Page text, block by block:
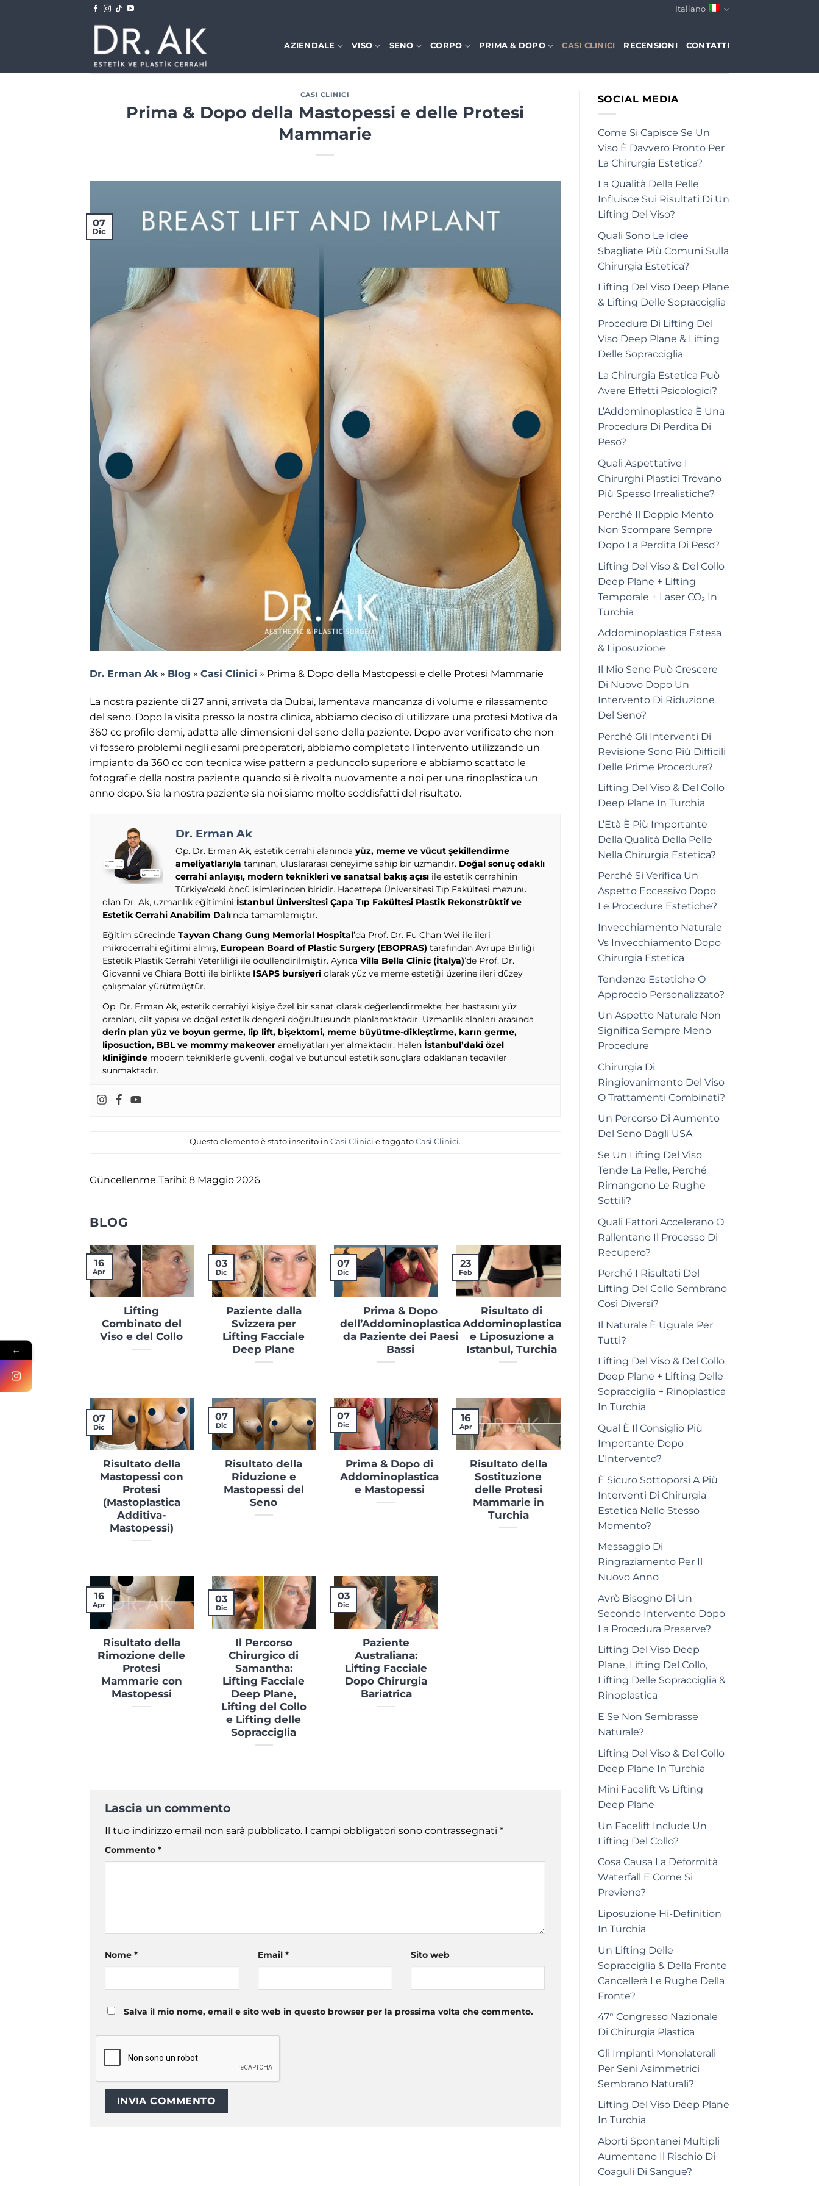
Italiano
AZIENDALE VISO SENO CORPO PRIMA & DOPO CASI CLINICI RECENSIONI CONTATTI
CASI CLINICI
Prima & Dopo della Mastopessi e delle Protesi
Mammarie
07
Dic
Dr. Erman Ak» Blog » Casi Clinici » Prima & Dopo della Mastopessi e delle Protesi Mammarie
La nostra paziente di 27 anni, arrivata da Dubai, lamentava mancanza di volume e rilassamento
del seno. Dopo la visita presso la nostra clinica, abbiamo deciso di utilizzare una protesi Motiva da
360 cc profilo demi, adatta alle dimensioni del seno della paziente. Dopo aver verificato che non
vi fossero problemi negli esami preoperatori, abbiamo completato l’intervento utilizzando un
impianto da 360 cc con tecnica wise pattern a peduncolo superiore e abbiamo scattato le
fotografie della nostra paziente quando si è rivolta nuovamente a noi per una rinoplastica un
anno dopo. Sia la nostra paziente sia noi siamo molto soddisfatti del risultato.
Dr. Erman Ak
Op. Dr. Erman Ak, estetik cerrahi alanında yüz, meme ve vücut şekillendirme
ameliyatlarıyla tanınan, uluslararası deneyime sahip bir uzmandır. Doğal sonuç odaklı
cerrahi anlayışı, modern teknikleri ve sanatsal bakış açısı ile estetik cerrahinin
Türkiye’deki öncü isimlerinden biridir. Hacettepe Üniversitesi Tıp Fakültesi mezunu
olan Dr. Ak, uzmanlık eğitimini İstanbul Üniversitesi Çapa Tıp Fakültesi Plastik Rekonstrüktif ve
Estetik Cerrahi Anabilim Dalı’nda tamamlamıştır.
Eğitim sürecinde Tayvan Chang Gung Memorial Hospital’da Prof. Dr. Fu Chan Wei ile ileri
mikrocerrahi eğitimi almış, European Board of Plastic Surgery (EBOPRAS) tarafından Avrupa Birliği
Estetik Plastik Cerrahi Yeterliliği ile ödüllendirilmiştir. Ayrıca Villa Bella Clinic (İtalya)’de Prof. Dr.
Giovanni ve Chiara Botti ile birlikte ISAPS bursiyeri olarak yüz ve meme estetiği üzerine ileri düzey
çalışmalar yürütmüştür.
Op. Dr. Erman Ak, estetik cerrahiyi kişiye özel bir sanat olarak değerlendirmekte; her hastasını yüz
oranları, cilt yapısı ve doğal estetik dengesi doğrultusunda planlamaktadır. Uzmanlık alanları arasında
derin plan yüz ve boyun germe, lip lift, bişektomi, meme büyütme-dikleştirme, karın germe,
liposuction, BBL ve mommy makeover ameliyatları yer almaktadır. Halen İstanbul’daki özel
kliniğinde modern tekniklerle güvenli, doğal ve bütüncül estetik sonuçlara odaklanan tedaviler
sunmaktadır.
Questo elemento è stato inserito in Casi Clinici e taggato Casi Clinici.
Güncellenme Tarihi: 8 Maggio 2026
BLOG
Lifting
Combinato del
Viso e del Collo
16
Apr
Paziente dalla
Svizzera per
Lifting Facciale
Deep Plane
03
Dic
Prima & Dopo
dell’Addominoplastica
da Paziente dei Paesi
Bassi
07
Dic
Risultato di
Addominoplastica
e Liposuzione a
Istanbul, Turchia
23
Feb
Risultato della
Mastopessi con
Protesi
(Mastoplastica
Additiva-
Mastopessi)
07
Dic
Risultato della
Riduzione e
Mastopessi del
Seno
07
Dic
Prima & Dopo di
Addominoplastica
e Mastopessi
07
Dic
Risultato della
Sostituzione
delle Protesi
Mammarie in
Turchia
16
Apr
Risultato della
Rimozione delle
Protesi
Mammarie con
Mastopessi
16
Apr
Il Percorso
Chirurgico di
Samantha:
Lifting Facciale
Deep Plane,
Lifting del Collo
e Lifting delle
Sopracciglia
03
Dic
Paziente
Australiana:
Lifting Facciale
Dopo Chirurgia
Bariatrica
03
Dic
Lascia un commento
Il tuo indirizzo email non sarà pubblicato. I campi obbligatori sono contrassegnati *
Commento *
Nome * Email * Sito web
Salva il mio nome, email e sito web in questo browser per la prossima volta che commento.
SOCIAL MEDIA
Come Si Capisce Se Un
Viso È Davvero Pronto Per
La Chirurgia Estetica?
La Qualità Della Pelle
Influisce Sui Risultati Di Un
Lifting Del Viso?
Quali Sono Le Idee
Sbagliate Più Comuni Sulla
Chirurgia Estetica?
Lifting Del Viso Deep Plane
& Lifting Delle Sopracciglia
Procedura Di Lifting Del
Viso Deep Plane & Lifting
Delle Sopracciglia
La Chirurgia Estetica Può
Avere Effetti Psicologici?
L’Addominoplastica È Una
Procedura Di Perdita Di
Peso?
Quali Aspettative I
Chirurghi Plastici Trovano
Più Spesso Irrealistiche?
Perché Il Doppio Mento
Non Scompare Sempre
Dopo La Perdita Di Peso?
Lifting Del Viso & Del Collo
Deep Plane + Lifting
Temporale + Laser CO₂ In
Turchia
Addominoplastica Estesa
& Liposuzione
Il Mio Seno Può Crescere
Di Nuovo Dopo Un
Intervento Di Riduzione
Del Seno?
Perché Gli Interventi Di
Revisione Sono Più Difficili
Delle Prime Procedure?
Lifting Del Viso & Del Collo
Deep Plane In Turchia
L’Età È Più Importante
Della Qualità Della Pelle
Nella Chirurgia Estetica?
Perché Si Verifica Un
Aspetto Eccessivo Dopo
Le Procedure Estetiche?
Invecchiamento Naturale
Vs Invecchiamento Dopo
Chirurgia Estetica
Tendenze Estetiche O
Approccio Personalizzato?
Un Aspetto Naturale Non
Significa Sempre Meno
Procedure
Chirurgia Di
Ringiovanimento Del Viso
O Trattamenti Combinati?
Un Percorso Di Aumento
Del Seno Dagli USA
Se Un Lifting Del Viso
Tende La Pelle, Perché
Rimangono Le Rughe
Sottili?
Quali Fattori Accelerano O
Rallentano Il Processo Di
Recupero?
Perché I Risultati Del
Lifting Del Collo Sembrano
Così Diversi?
Il Naturale È Uguale Per
Tutti?
Lifting Del Viso & Del Collo
Deep Plane + Lifting Delle
Sopracciglia + Rinoplastica
In Turchia
Qual È Il Consiglio Più
Importante Dopo
L’Intervento?
È Sicuro Sottoporsi A Più
Interventi Di Chirurgia
Estetica Nello Stesso
Momento?
Messaggio Di
Ringraziamento Per Il
Nuovo Anno
Avrò Bisogno Di Un
Secondo Intervento Dopo
La Procedura Preserve?
Lifting Del Viso Deep
Plane, Lifting Del Collo,
Lifting Delle Sopracciglia &
Rinoplastica
E Se Non Sembrasse
Naturale?
Lifting Del Viso & Del Collo
Deep Plane In Turchia
Mini Facelift Vs Lifting
Deep Plane
Un Facelift Include Un
Lifting Del Collo?
Cosa Causa La Deformità
Waterfall E Come Si
Previene?
Liposuzione Hi-Definition
In Turchia
Un Lifting Delle
Sopracciglia & Della Fronte
Cancellerà Le Rughe Della
Fronte?
47° Congresso Nazionale
Di Chirurgia Plastica
Gli Impianti Monolaterali
Per Seni Asimmetrici
Sembrano Naturali?
Lifting Del Viso Deep Plane
In Turchia
Aborti Spontanei Multipli
Aumentano Il Rischio Di
Coaguli Di Sangue?
←